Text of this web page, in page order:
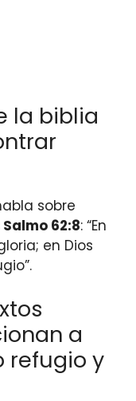
la biblia
sobre
Salmo 62:8: “En
en Dios
a
refugio y